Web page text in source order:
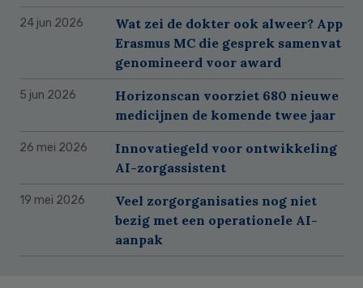
24 jun 2026
Wat zei de dokter ook alweer? App
Erasmus MC die gesprek samenvat
genomineerd voor award
5 jun 2026
Horizonscan voorziet 680 nieuwe
medicijnen de komende twee jaar
26 mei 2026
Innovatiegeld voor ontwikkeling
AI-zorgassistent
19 mei 2026
Veel zorgorganisaties nog niet
bezig met een operationele AI-
aanpak